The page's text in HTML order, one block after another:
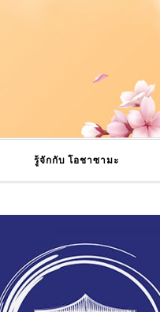
รู้จักกับ โอชาซามะ